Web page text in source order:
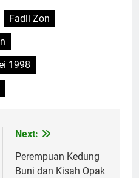
Fadli Zon
1998
Next:
Perempuan Kedung
Buni dan Kisah Opak